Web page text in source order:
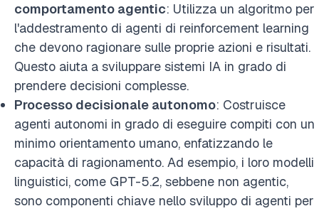
comportamento agentic: Utilizza un algoritmo per
l'addestramento di agenti di reinforcement learning
che devono ragionare sulle proprie azioni e risultati.
Questo aiuta a sviluppare sistemi IA in grado di
prendere decisioni complesse.
Processo decisionale autonomo: Costruisce
agenti autonomi in grado di eseguire compiti con un
minimo orientamento umano, enfatizzando le
capacità di ragionamento. Ad esempio, i loro modelli
linguistici, come GPT-5.2, sebbene non agentic,
sono componenti chiave nello sviluppo di agenti per